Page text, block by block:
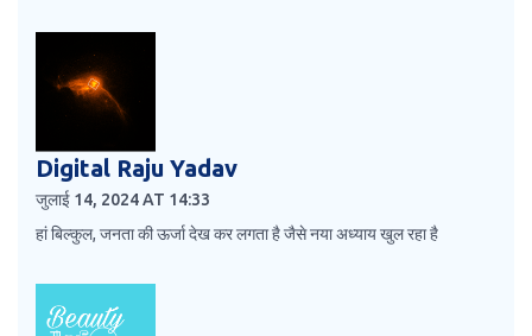
Digital Raju Yadav
जुलाई 14, 2024 AT 14:33
हां बिल्कुल, जनता की ऊर्जा देख कर लगता है जैसे नया अध्याय खुल रहा है